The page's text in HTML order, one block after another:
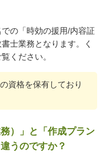
の「時効の援用/内容証
士業務となります。く
ください。
資格を保有しており
）
」と「作成プラン
うのですか？